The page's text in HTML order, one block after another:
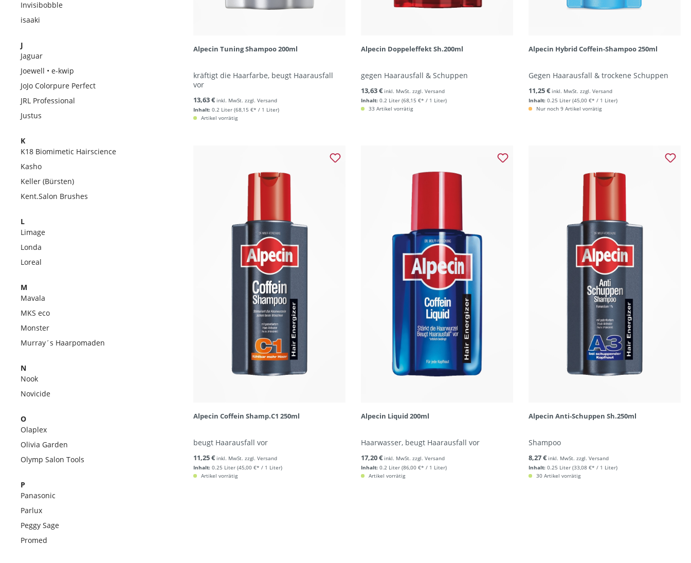
Invisibobble
isaaki
J
Jaguar
Joewell • e-kwip
JoJo Colorpure Perfect
JRL Professional
Justus
K
K18 Biomimetic Hairscience
Kasho
Keller (Bürsten)
Kent.Salon Brushes
L
Limage
Londa
Loreal
M
Mavala
MKS eco
Monster
Murray´s Haarpomaden
N
Nook
Novicide
O
Olaplex
Olivia Garden
Olymp Salon Tools
P
Panasonic
Parlux
Peggy Sage
Promed
Alpecin Tuning Shampoo 200ml
kräftigt die Haarfarbe, beugt Haarausfall
vor
Inhalt: 0.2 Liter (68,15 €* / 1 Liter)
13,63 € inkl. MwSt. zzgl. Versand
Artikel vorrätig
Alpecin Doppeleffekt Sh.200ml
gegen Haarausfall & Schuppen
Inhalt: 0.2 Liter (68,15 €* / 1 Liter)
13,63 € inkl. MwSt. zzgl. Versand
33 Artikel vorrätig
Alpecin Hybrid Coffein-Shampoo 250ml
Gegen Haarausfall & trockene Schuppen
Inhalt: 0.25 Liter (45,00 €* / 1 Liter)
11,25 € inkl. MwSt. zzgl. Versand
Nur noch 9 Artikel vorrätig
Alpecin Coffein Shamp.C1 250ml
beugt Haarausfall vor
Inhalt: 0.25 Liter (45,00 €* / 1 Liter)
11,25 € inkl. MwSt. zzgl. Versand
Artikel vorrätig
Alpecin Liquid 200ml
Haarwasser, beugt Haarausfall vor
Inhalt: 0.2 Liter (86,00 €* / 1 Liter)
17,20 € inkl. MwSt. zzgl. Versand
Artikel vorrätig
Alpecin Anti-Schuppen Sh.250ml
Shampoo
Inhalt: 0.25 Liter (33,08 €* / 1 Liter)
8,27 € inkl. MwSt. zzgl. Versand
30 Artikel vorrätig